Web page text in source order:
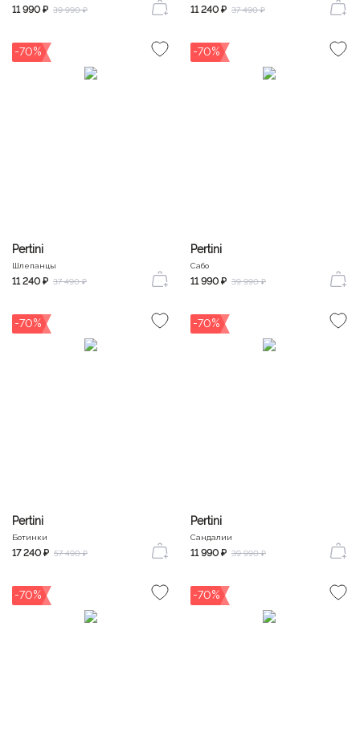
11 990 ₽ 39 990 ₽ 11 240 ₽ 37 490 ₽
-70%
Pertini
Шлепанцы
11 240 ₽ 37 490 ₽
-70%
Pertini
Сабо
11 990 ₽ 39 990 ₽
-70%
Pertini
Ботинки
17 240 ₽ 57 490 ₽
-70%
Pertini
Сандалии
11 990 ₽ 39 990 ₽
-70% -70%